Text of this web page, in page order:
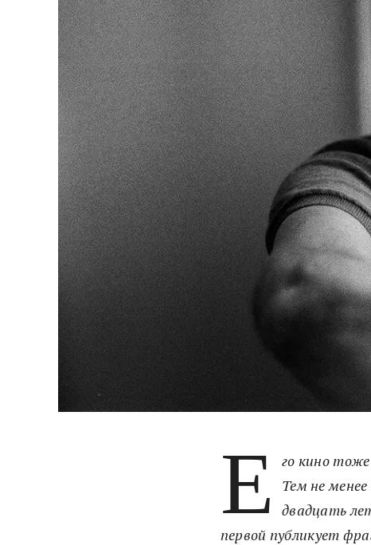
Е
го кино
Тем не
двадцать
первой публикует